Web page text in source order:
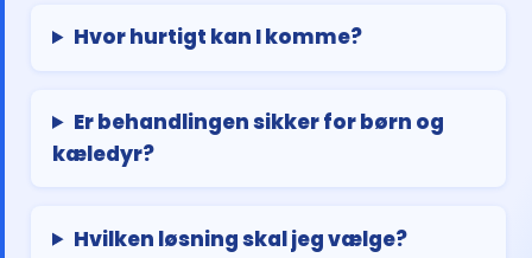
Hvor hurtigt kan I komme?
Er behandlingen sikker for børn og
kæledyr?
Hvilken løsning skal jeg vælge?